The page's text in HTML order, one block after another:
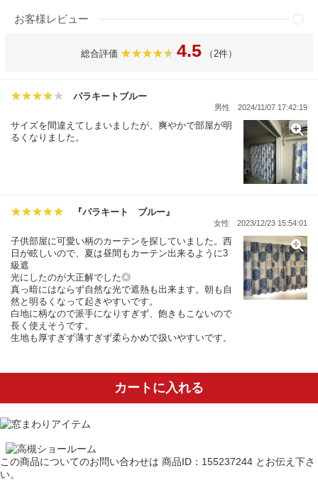
お客様レビュー
総合評価 4.5 （2件）
パラキートブルー
男性 2024/11/07 17:42:19
サイズを間違えてしまいましたが、爽やかで部屋が明
るくなりました。
『パラキート ブルー』
女性 2023/12/23 15:54:01
子供部屋に可愛い柄のカーテンを探していました。西
日が眩しいので、夏は昼間もカーテン出来るように3
級遮
光にしたのが大正解でした◎
真っ暗にはならず自然な光で遮熱も出来ます。朝も自
然と明るくなって起きやすいです。
白地に柄なので派手になりすぎず、飽きもこないので
長く使えそうです。
生地も厚すぎず薄すぎず柔らかめで扱いやすいです。
カートに入れる
この商品についてのお問い合わせは 商品ID：155237244 とお伝え下さ
い。